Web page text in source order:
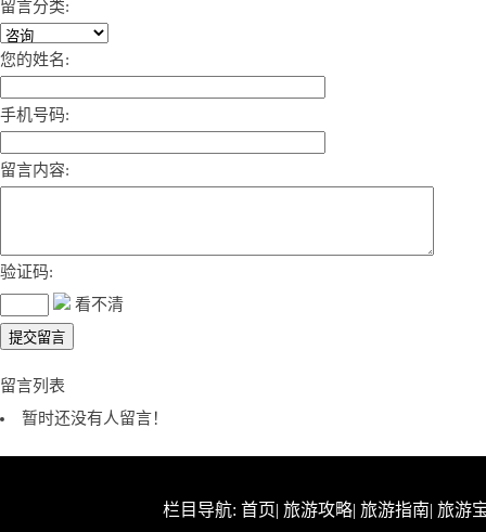
留言分类:
您的姓名:
手机号码:
留言内容:
验证码:
看不清
留言列表
暂时还没有人留言！
栏目导航: 首页| 旅游攻略| 旅游指南| 旅游